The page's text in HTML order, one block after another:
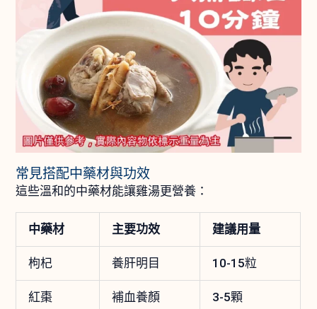
常見搭配中藥材與功效
這些溫和的中藥材能讓雞湯更營養：
中藥材 主要功效 建議用量
枸杞 養肝明目 10-15粒
紅棗 補血養顏 3-5顆